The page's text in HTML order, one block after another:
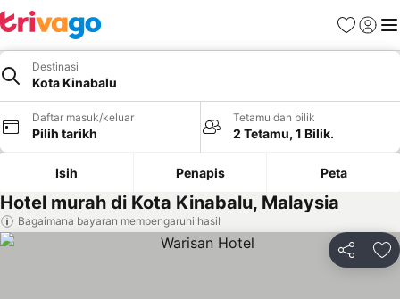
Kegemaran
Daftar
Destinasi
Kota Kinabalu
Daftar masuk/keluar
Pilih tarikh
Tetamu dan bilik
2 Tetamu, 1 Bilik.
Isih Penapis Peta
Hotel murah di Kota Kinabalu, Malaysia
Bagaimana bayaran mempengaruhi hasil
Kongsi